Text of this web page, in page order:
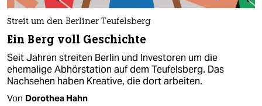
Streit um den Berliner Teufelsberg
Ein Berg voll Geschichte
Seit Jahren streiten Berlin und Investoren um die
ehemalige Abhörstation auf dem Teufelsberg. Das
Nachsehen haben Kreative, die dort arbeiten.
Von Dorothea Hahn